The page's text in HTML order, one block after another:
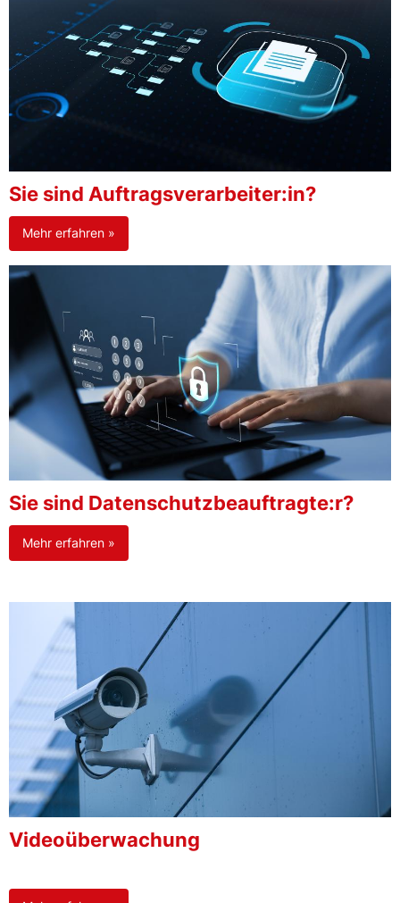
Sie sind Auftragsverarbeiter:in?
Mehr erfahren »
Sie sind Datenschutzbeauftragte:r?
Mehr erfahren »
Videoüberwachung